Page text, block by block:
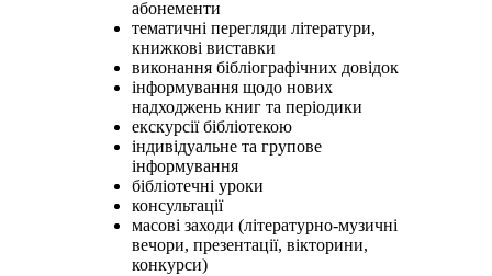
абонементи
тематичні перегляди літератури,
книжкові виставки
виконання бібліографічних довідок
інформування щодо нових
надходжень книг та періодики
екскурсії бібліотекою
індивідуальне та групове
інформування
бібліотечні уроки
консультації
масові заходи (літературно-музичні
вечори, презентації, вікторини,
конкурси)